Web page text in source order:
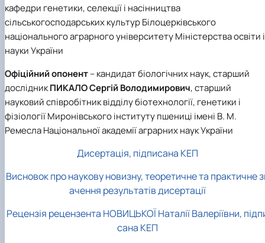
кафедри генетики, селекції і насінництва
сільськогосподарських культур Білоцерківського
національного аграрного університету Міністерства освіти і
науки України
Офіційний опонент– кандидат біологічних наук, старший
дослідникПИКАЛО Сергій Володимирович, старший
науковий співробітник відділу біотехнології, генетики і
фізіології Миронівського інституту пшениці імені В. М.
Ремесла Національної академії аграрних наук України
Дисертація, підписана КЕП
Висновок про наукову новизну, теоретичне та практичне
ачення результатів дисертації
Рецензія рецензента НОВИЦЬКОЇ Наталії Валеріївни,
сана КЕП